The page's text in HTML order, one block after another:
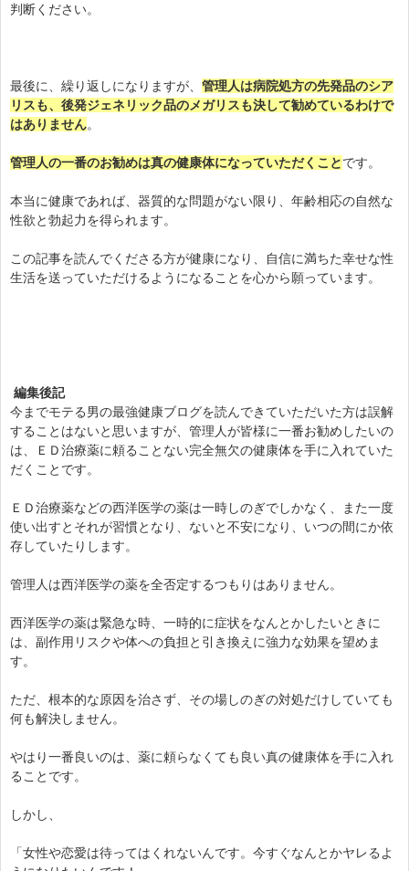
判断ください。
最後に、繰り返しになりますが、 管理人は病院処方の先発品のシア
リスも、後発ジェネリック品のメガリスも決して勧めているわけで
はありません。
管理人の一番のお勧めは真の健康体になっていただくことです。
本当に健康であれば、器質的な問題がない限り、年齢相応の自然な
性欲と勃起力を得られます。
この記事を読んでくださる方が健康になり、自信に満ちた幸せな性
生活を送っていただけるようになることを心から願っています。
編集後記
今までモテる男の最強健康ブログを読んできていただいた方は誤解
することはないと思いますが、管理人が皆様に一番お勧めしたいの
は、ＥＤ治療薬に頼ることない完全無欠の健康体を手に入れていた
だくことです。
ＥＤ治療薬などの西洋医学の薬は一時しのぎでしかなく、また一度
使い出すとそれが習慣となり、ないと不安になり、いつの間にか依
存していたりします。
管理人は西洋医学の薬を全否定するつもりはありません。
西洋医学の薬は緊急な時、一時的に症状をなんとかしたいときに
は、副作用リスクや体への負担と引き換えに強力な効果を望めま
す。
ただ、根本的な原因を治さず、その場しのぎの対処だけしていても
何も解決しません。
やはり一番良いのは、薬に頼らなくても良い真の健康体を手に入れ
ることです。
しかし、
「女性や恋愛は待ってはくれないんです。今すぐなんとかヤレるよ